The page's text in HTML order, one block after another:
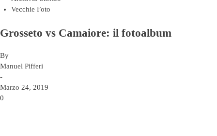
Vecchie Foto
Grosseto vs Camaiore: il fotoalbum
By
Manuel Pifferi
-
Marzo 24, 2019
0